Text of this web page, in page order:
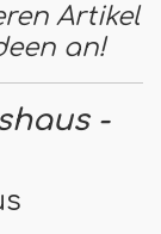
Artikel
an!
-